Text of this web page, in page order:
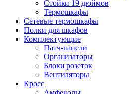
Стойки 19 дюймов
Термошкафы
Сетевые термошкафы
Полки для шкафов
Комплектующие
Патч-панели
Организаторы
Блоки розеток
Вентиляторы
Кросс
Амфенолы